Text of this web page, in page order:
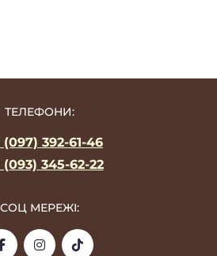
ТЕЛЕФОНИ:
(097) 392-61-46
(093) 345-62-22
СОЦ МЕРЕЖІ: